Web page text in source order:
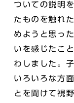
ついての説明
たものを触れ
めようと思っ
いを感じたこ
わしました。
いろいろな方
とを聞けて視